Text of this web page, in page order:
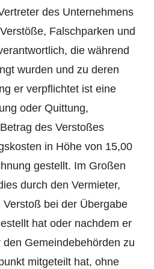
des Unternehmens
Falschparken und
die während
wurden und zu deren
er verpflichtet ist eine
oder Quittung,
des Verstoßes
in Höhe von 15,00
gestellt. Im Großen
durch den Vermieter,
bei der Übergabe
hat oder nachdem er
Gemeindebehörden zu
mitgeteilt hat, ohne